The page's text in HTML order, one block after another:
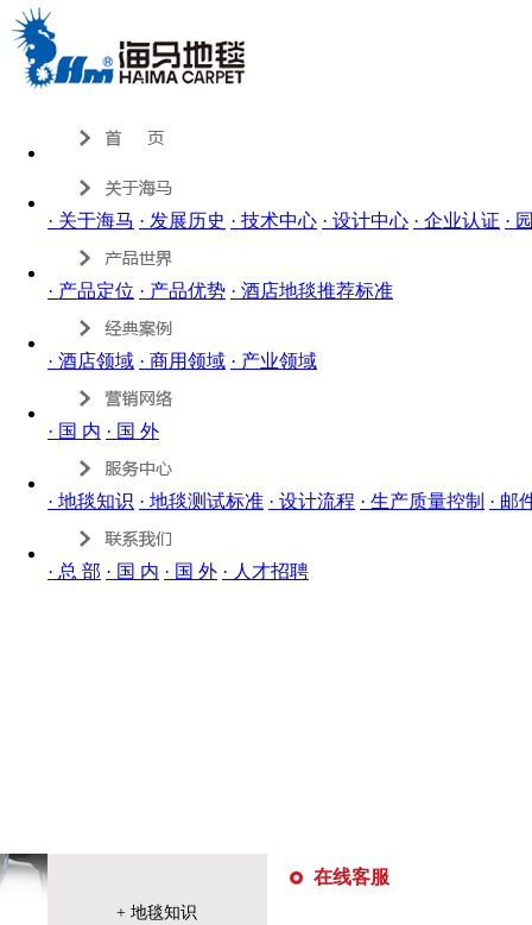
· 关于海马 · 发展历史 · 技术中心 · 设计中心 · 企业认证 ·
· 产品定位 · 产品优势 · 酒店地毯推荐标准
· 酒店领域 · 商用领域 · 产业领域
· 国 内 · 国 外
· 地毯知识 · 地毯测试标准 · 设计流程 · 生产质量控制 · 邮
· 总 部 · 国 内 · 国 外 · 人才招聘
+ 地毯知识
在线客服